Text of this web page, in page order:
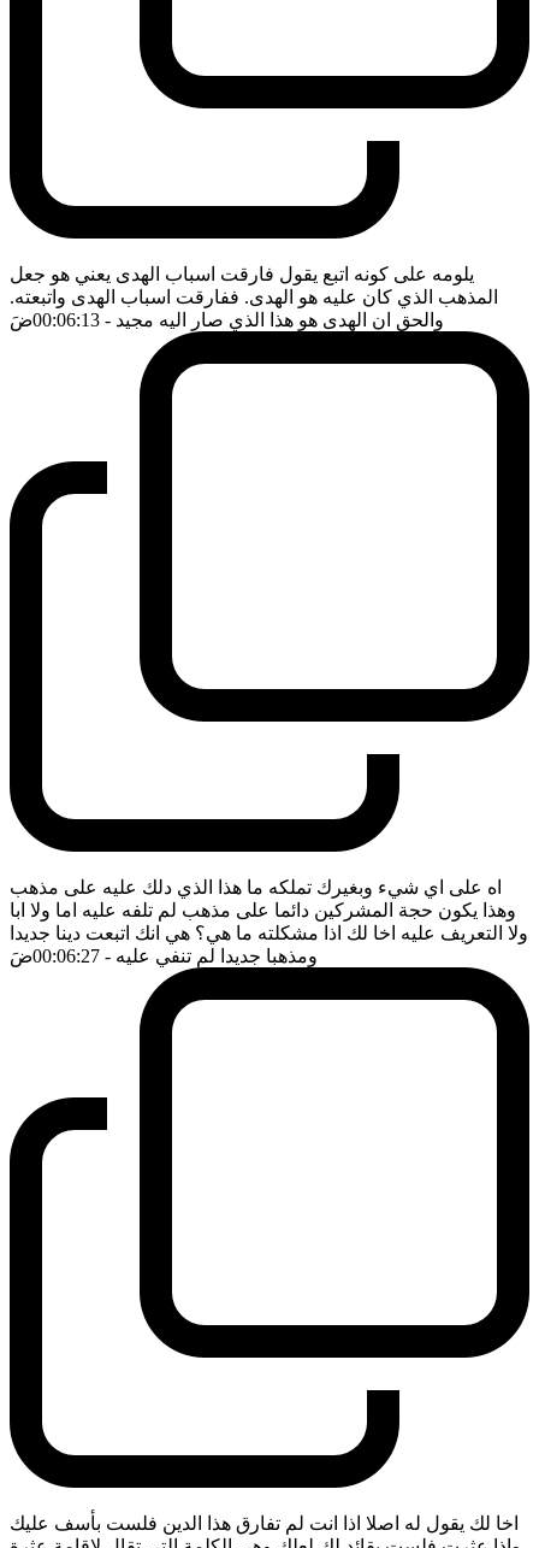
يلومه على كونه اتبع يقول فارقت اسباب الهدى يعني هو جعل
المذهب الذي كان عليه هو الهدى. ففارقت اسباب الهدى واتبعته.
والحق ان الهدى هو هذا الذي صار اليه مجيد - 00:06:13 ضَ
اه على اي شيء وبغيرك تملكه ما هذا الذي دلك عليه على مذهب
وهذا يكون حجة المشركين دائما على مذهب لم تلفه عليه اما ولا ابا
ولا التعريف عليه اخا لك اذا مشكلته ما هي؟ هي انك اتبعت دينا جديدا
ومذهبا جديدا لم تنفي عليه - 00:06:27 ضَ
اخا لك يقول له اصلا اذا انت لم تفارق هذا الدين فلست بأسف عليك